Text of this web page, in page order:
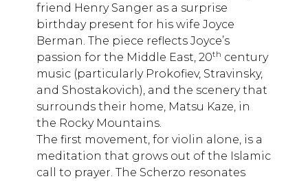
friend Henry Sanger as a surprise
birthday present for his wife Joyce
Berman. The piece reflects Joyce’s
passion for the Middle East, 20th century
music (particularly Prokofiev, Stravinsky,
and Shostakovich), and the scenery that
surrounds their home, Matsu Kaze, in
the Rocky Mountains.
The first movement, for violin alone, is a
meditation that grows out of the Islamic
call to prayer. The Scherzo resonates